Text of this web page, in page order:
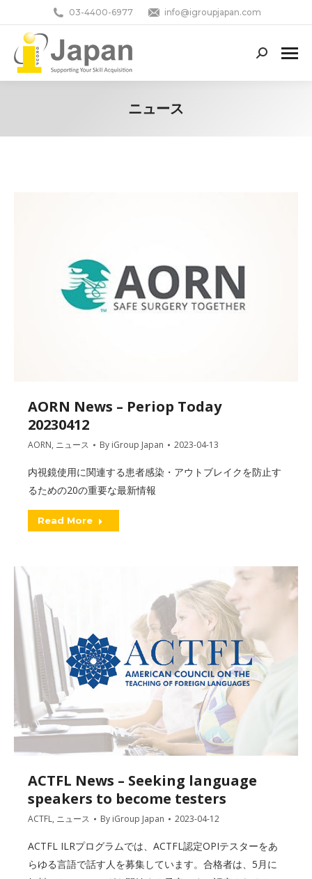
03-4400-6977 info@igroupjapan.com
Search:
ニュース
AORN News – Periop Today
20230412
AORN, ニュース By iGroup Japan 2023-04-13
内視鏡使用に関連する患者感染・アウトブレイクを防止す
るための20の重要な最新情報
Read More
ACTFL News – Seeking language
speakers to become testers
ACTFL, ニュース By iGroup Japan 2023-04-12
ACTFL ILRプログラムでは、ACTFL認定OPIテスターをあ
らゆる言語で話す人を募集しています。合格者は、5月に